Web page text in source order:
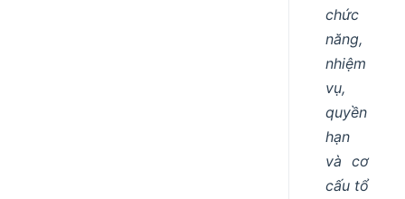
chức
năng,
nhiệm
vụ,
quyền
hạn
và cơ
cấu tổ